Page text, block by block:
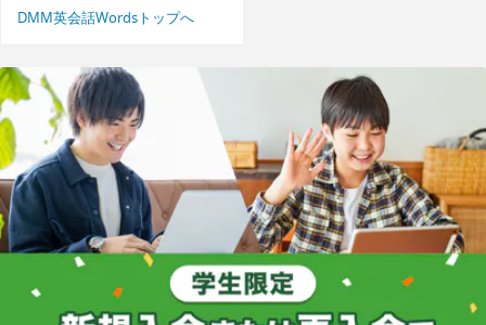
DMM英会話Wordsトップへ